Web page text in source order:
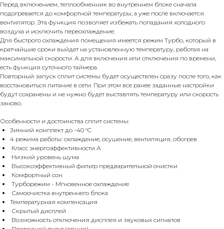
Перед включением, теплообменник во внутреннем блоке сначала
подогревается до комфортной температуры, а уже после включается
вентилятор. Эта функция позволяет избежать попадания холодного
воздуха и исключить переохлаждение.
Для быстрого охлаждения помещения имеется режим Турбо, который в
кратчайшие сроки выйдет на установленную температуру, работая на
максимальной скорости. А для включения или отключения по времени,
есть функция суточного таймера.
Повторный запуск сплит системы будет осуществлен сразу после того, как
восстановиться питание в сети. При этом все ранее заданные настройки
будут сохранены и не нужно будет выставлять температуру или скорость
заново.
Особенности и достоинства сплит системы:
Зимний комплект до -40 °C
4 режима работы: охлаждение, осушение, вентиляция, обогрев
Класс энергоэффективности А
Низкий уровень шума
Высокоэффективный фильтр предварительной очистки
Комфортный сон
Турборежим - Мгновенное охлаждение
Самоочистка внутреннего блока
Температурная компенсация
Скрытый дисплей
Возможность отключения дисплея и звуковых сигналов